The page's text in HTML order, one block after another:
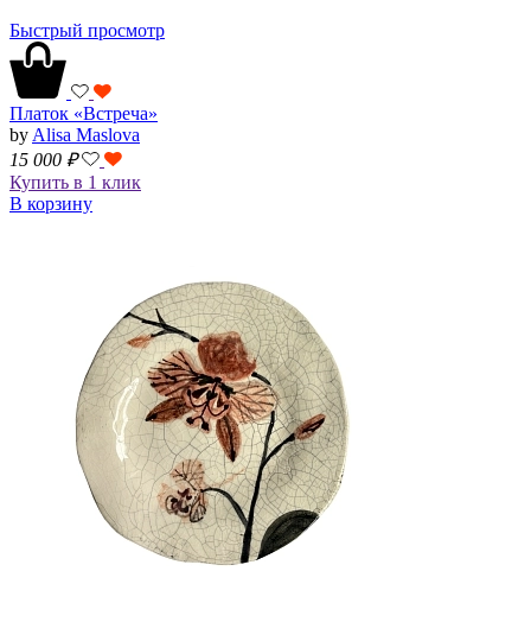
Быстрый просмотр
Платок «Встреча»
by Alisa Maslova
15 000 ₽
Купить в 1 клик
В корзину